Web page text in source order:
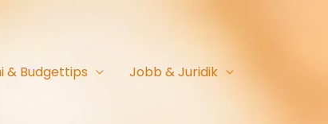
& Budgettips Jobb & Juridik